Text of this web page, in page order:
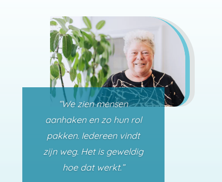
“Je bent belangrijk
binnen een omgeving
waar weinig druk op je
wordt gelegd.”